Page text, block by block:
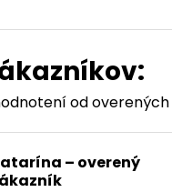
od overených
– overený